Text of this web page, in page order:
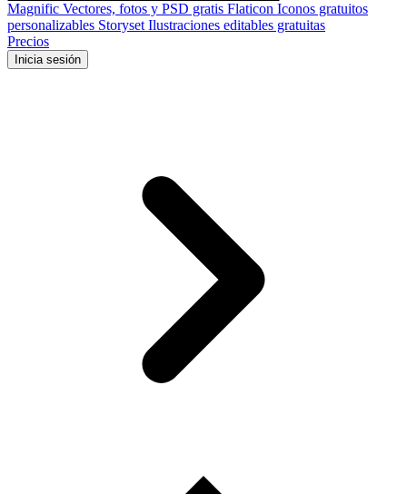
Magnific Vectores, fotos y PSD gratis Flaticon Iconos gratuitos
personalizables Storyset Ilustraciones editables gratuitas
Precios
Inicia sesión